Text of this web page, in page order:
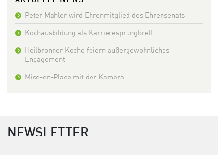
Peter Mahler wird Ehrenmitglied des Ehrensenats
Kochausbildung als Karrieresprungbrett
Heilbronner Köche feiern außergewöhnliches
Engagement
Mise-en-Place mit der Kamera
NEWSLETTER